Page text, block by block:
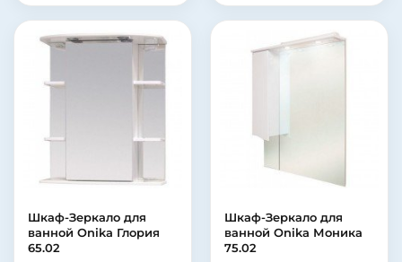
Шкаф-Зеркало для
ванной Onika Глория
65.02
Шкаф-Зеркало для
ванной Onika Моника
75.02